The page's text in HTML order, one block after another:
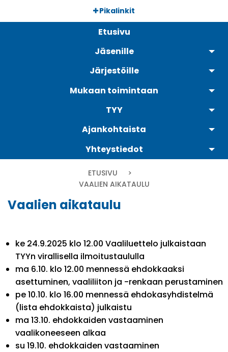
Pikalinkit
Etusivu
Jäsenille
Järjestöille
Mukaan toimintaan
TYY
Ajankohtaista
Yhteystiedot
ETUSIVU
CURRENT:
VAALIEN AIKATAULU
Vaalien aikataulu
ke 24.9.2025 klo 12.00 Vaaliluettelo julkaistaan
TYYn virallisella ilmoitustaululla
ma 6.10. klo 12.00 mennessä ehdokkaaksi
asettuminen, vaaliliiton ja -renkaan perustaminen
pe 10.10. klo 16.00 mennessä ehdokasyhdistelmä
(lista ehdokkaista) julkaistu
ma 13.10. ehdokkaiden vastaaminen
vaalikoneeseen alkaa
su 19.10. ehdokkaiden vastaaminen